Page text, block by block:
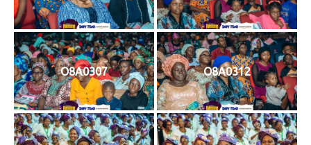
O8A0307 O8A0312